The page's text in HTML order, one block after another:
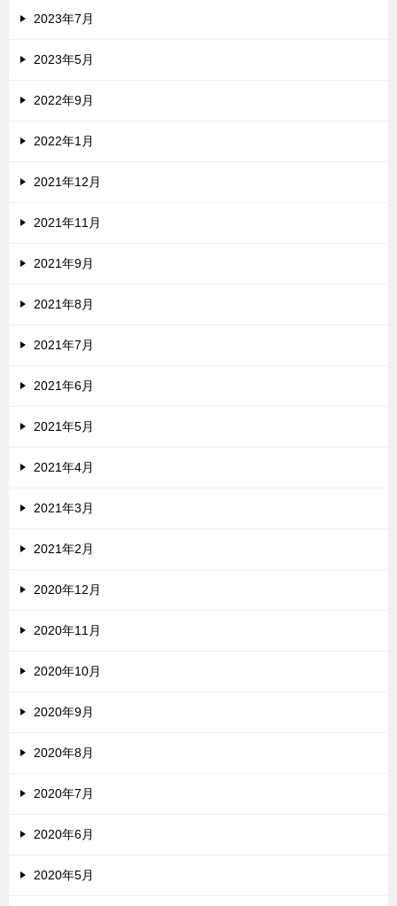
2023年7月
2023年5月
2022年9月
2022年1月
2021年12月
2021年11月
2021年9月
2021年8月
2021年7月
2021年6月
2021年5月
2021年4月
2021年3月
2021年2月
2020年12月
2020年11月
2020年10月
2020年9月
2020年8月
2020年7月
2020年6月
2020年5月